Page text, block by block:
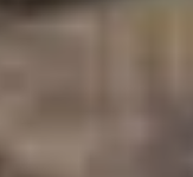
illuminato e